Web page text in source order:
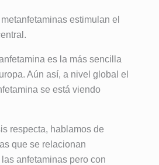
estimulan el
es la más sencilla
Aún así, a nivel global el
se está viendo
respecta, hablamos de
que se relacionan
anfetaminas pero con